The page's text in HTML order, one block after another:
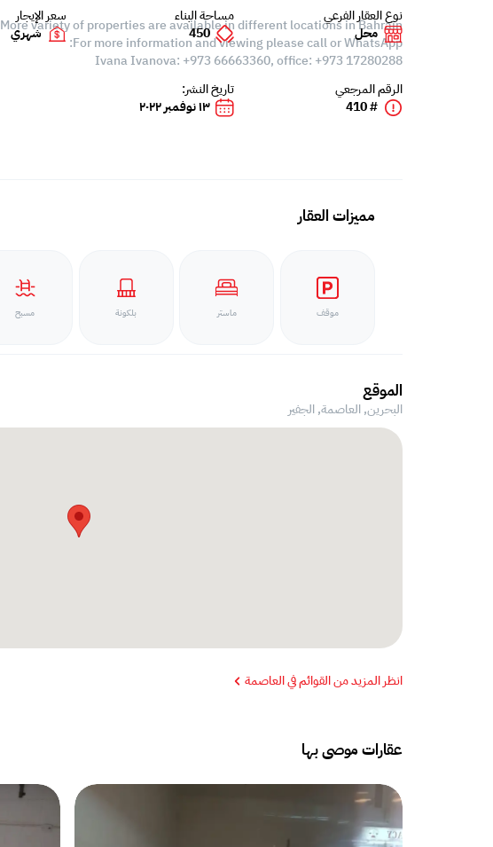
More variety of properties are available in different locations in Bahrain,
For more information and viewing please call or WhatsApp:
Ivana Ivanova: +973 66663360, office: +973 17280288
نوع العقار الفرعي
محل
مساحة البناء
450
سعر الإيجار
شهري
الرقم المرجعي
# 410
تاريخ النشر:
١٣ نوفمبر ٢٠٢٢
مميزات العقار
موقف ماستر بلكونة مسبح
الموقع
البحرين, العاصمة,الجفير
انظر المزيد من القوائم في العاصمة
عقارات موصى بها